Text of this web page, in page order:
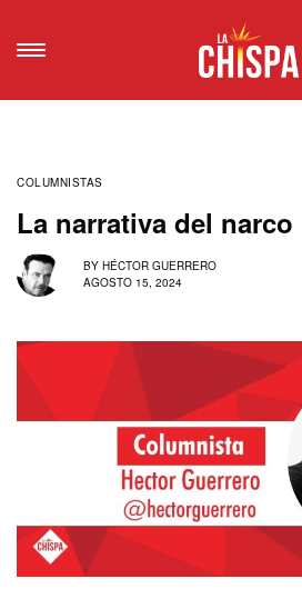
COLUMNISTAS
La narrativa del narco
BY HÉCTOR GUERRERO
AGOSTO 15, 2024